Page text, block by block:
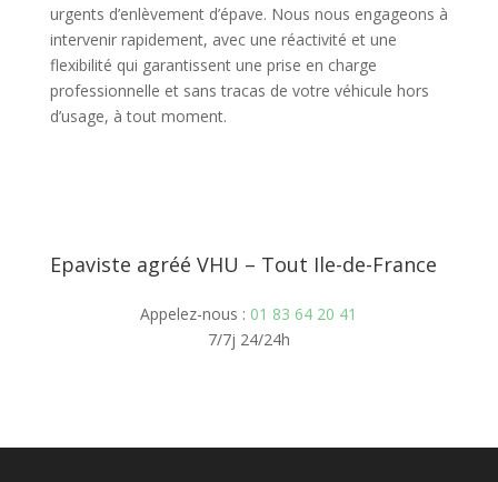
urgents d’enlèvement d’épave. Nous nous engageons à
intervenir rapidement, avec une réactivité et une
flexibilité qui garantissent une prise en charge
professionnelle et sans tracas de votre véhicule hors
d’usage, à tout moment.
Epaviste agréé VHU – Tout Ile-de-France
Appelez-nous : 01 83 64 20 41
7/7j 24/24h